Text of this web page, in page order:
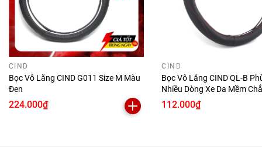
CIND
Bọc Vô Lăng CIND G011 Size M Màu
Đen
224.000₫
CIND
Bọc Vô Lăng CIND QL-B
Nhiều Dòng Xe Da Mềm
Lái Xe
112.000₫